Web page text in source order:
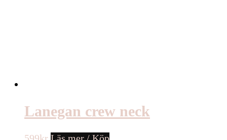
Lanegan crew neck